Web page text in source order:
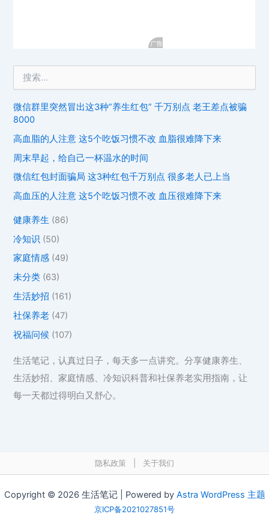
微信群里突然冒出这3种”养生红包” 千万别点 老王差点被骗
8000
高血脂的人注意 这5个吃饭习惯不改 血脂很难降下来
周末早起，给自己一杯温水的时间
微信红包封面骗局 这3种红包千万别点 很多老人已上当
高血压的人注意 这5个吃饭习惯不改 血压很难降下来
健康养生 (86)
冷知识 (50)
家庭情感 (49)
未分类 (63)
生活妙招 (161)
社保养老 (47)
祝福问候 (107)
生活笔记，认真过日子，每天多一点讲究。分享健康养生、
生活妙招、家庭情感、冷知识科普和社保养老实用指南，让
每一天都过得明白又舒心。
隐私政策 关于我们
Copyright © 2026 生活笔记 | Powered by Astra WordPress 主题
京ICP备2021027851号